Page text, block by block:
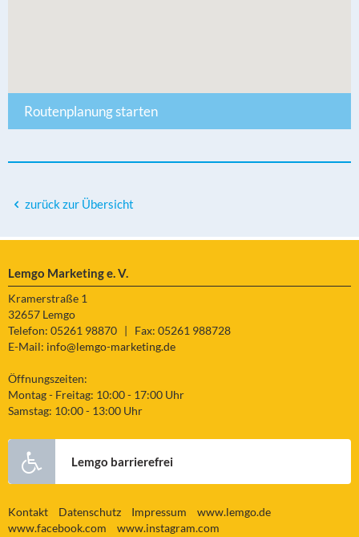
Routenplanung starten
zurück zur Übersicht
Lemgo Marketing e. V.
Kramerstraße 1
32657 Lemgo
Telefon: 05261 98870
Fax: 05261 988728
E-Mail: info@lemgo-marketing.de
Öffnungszeiten:
Montag - Freitag: 10:00 - 17:00 Uhr
Samstag: 10:00 - 13:00 Uhr
Lemgo barrierefrei
Kontakt Datenschutz Impressum
www.lemgo.de
www.facebook.com
www.instagram.com